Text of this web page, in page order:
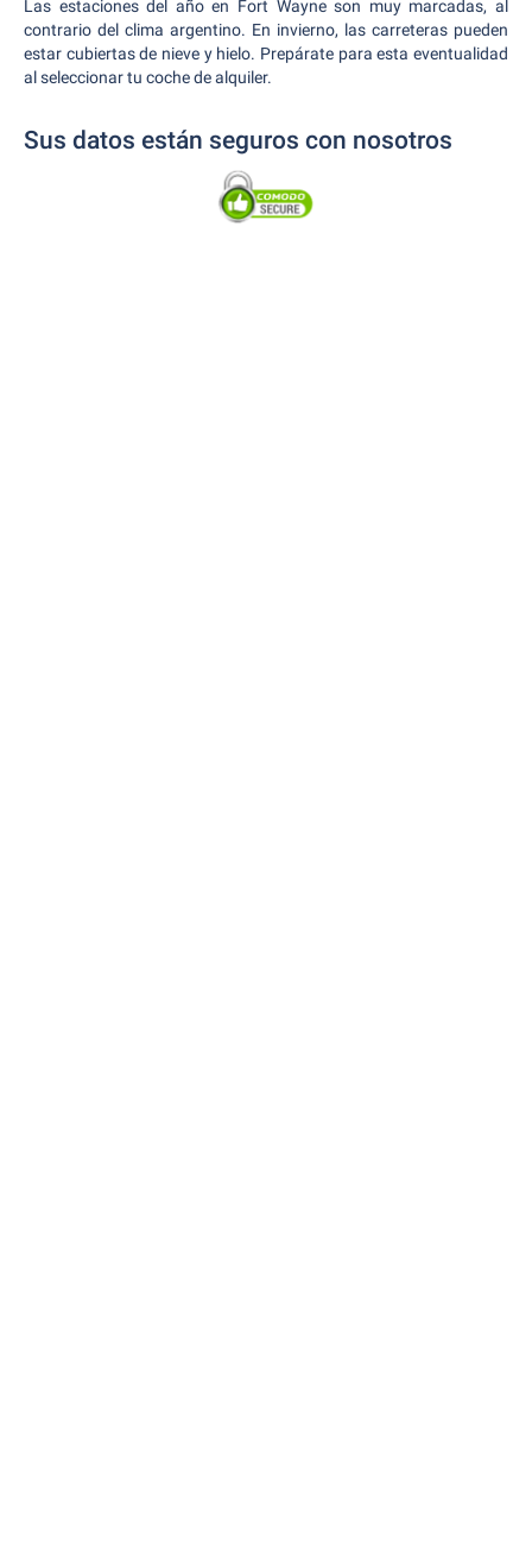
Las estaciones del año en Fort Wayne son muy marcadas, al
contrario del clima argentino. En invierno, las carreteras pueden
estar cubiertas de nieve y hielo. Prepárate para esta eventualidad
al seleccionar tu coche de alquiler.
Sus datos están seguros con nosotros